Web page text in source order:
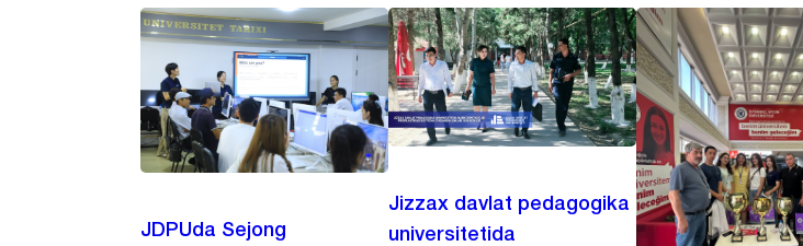
JDPUda Sejong
Jizzax davlat pedagogika
universitetida